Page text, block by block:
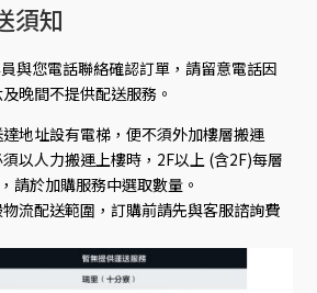
須知
與您電話聯絡確認訂單，請留意電話因
晚間不提供配送服務。
地址設有電梯，便不須外加樓層搬運
以人力搬運上樓時，2F以上 (含2F)每層
請於加購服務中選取數量。
流配送範圍，訂購前請先與客服諮詢費